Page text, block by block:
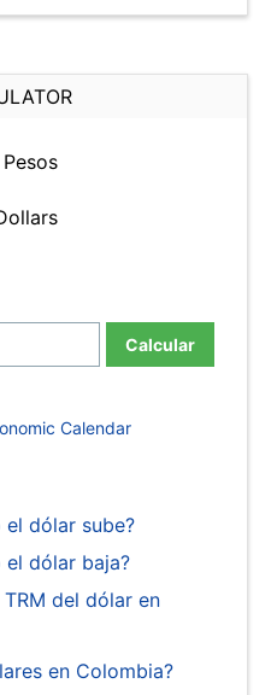
Calcular
Calendar
el dólar sube?
el dólar baja?
del dólar en
en Colombia?